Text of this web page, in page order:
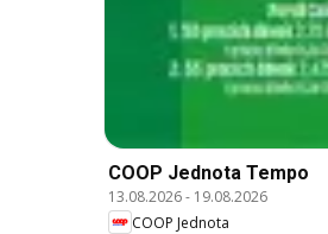
COOP Jednota Tempo
13.08.2026- 19.08.2026
COOP Jednota